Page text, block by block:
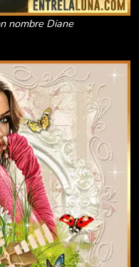
nombre Diane